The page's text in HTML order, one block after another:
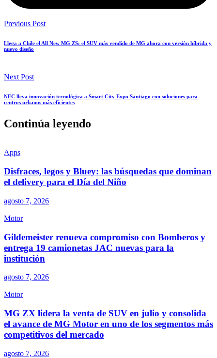
Previous Post
Llega a Chile el All New MG ZS: el SUV más vendido de MG ahora con versión híbrida y
nuevo diseño
Next Post
NEC lleva innovación tecnológica a Smart City Expo Santiago con soluciones para
centros urbanos más eficientes
Continúa leyendo
Apps
Disfraces, legos y Bluey: las búsquedas que dominan
el delivery para el Día del Niño
agosto 7, 2026
Motor
Gildemeister renueva compromiso con Bomberos y
entrega 19 camionetas JAC nuevas para la
institución
agosto 7, 2026
Motor
MG ZX lidera la venta de SUV en julio y consolida
el avance de MG Motor en uno de los segmentos más
competitivos del mercado
agosto 7, 2026